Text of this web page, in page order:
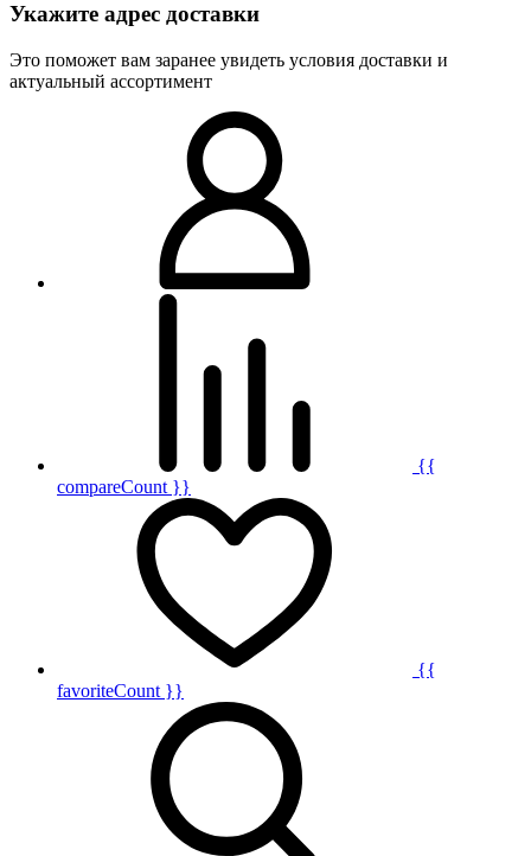
Укажите адрес доставки
Это поможет вам заранее увидеть условия доставки и
актуальный ассортимент
{{
compareCount }}
{{
favoriteCount }}